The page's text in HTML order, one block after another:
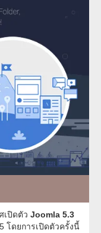
เปิดตัว Joomla 5.3
โดยการเปิดตัวครั้งนี้